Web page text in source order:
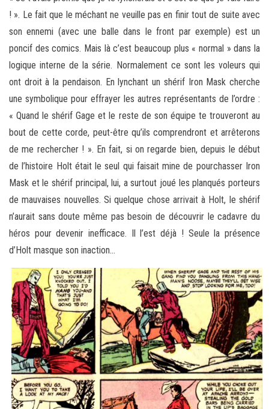
! ». Le fait que le méchant ne veuille pas en finir tout de suite avec
son ennemi (avec une balle dans le front par exemple) est un
poncif des comics. Mais là c’est beaucoup plus « normal » dans la
logique interne de la série. Normalement ce sont les voleurs qui
ont droit à la pendaison. En lynchant un shérif Iron Mask cherche
une symbolique pour effrayer les autres représentants de l’ordre :
« Quand le shérif Gage et le reste de son équipe te trouveront au
bout de cette corde, peut-être qu’ils comprendront et arrêterons
de me rechercher ! ». En fait, si on regarde bien, depuis le début
de l’histoire Holt était le seul qui faisait mine de pourchasser Iron
Mask et le shérif principal, lui, a surtout joué les planqués porteurs
de mauvaises nouvelles. Si quelque chose arrivait à Holt, le shérif
n’aurait sans doute même pas besoin de découvrir le cadavre du
héros pour devenir inefficace. Il l’est déjà ! Seule la présence
d’Holt masque son inaction…